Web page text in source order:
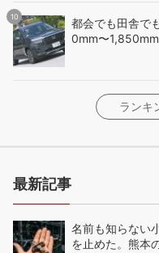
都会でも田舎で
0mm〜
ランキ
最新記事
名前も知らない
を止めた。熊本